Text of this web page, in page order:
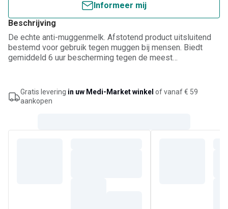
Informeer mij
Beschrijving
De echte anti-muggenmelk. Afstotend product uitsluitend
bestemd voor gebruik tegen muggen bij mensen. Biedt
gemiddeld 6 uur bescherming tegen de meest
tegen de malariamug (Anopheles). Met DEET 30%. Voor
volwassenen en kinderen vanaf 13 jaar oud.
Gratis levering in uw Medi-Market winkel of vanaf € 59
aankopen